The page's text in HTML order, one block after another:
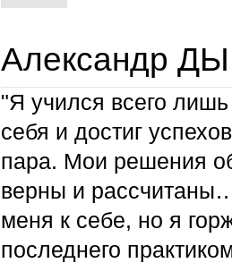
Александр
"Я учился всего
себя и достиг
пара. Мои решения
верны и
меня к себе, но я
последнего